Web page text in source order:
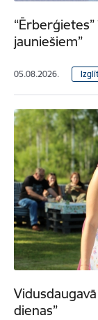
jauniešiem”
05.08.2026.
dienas”